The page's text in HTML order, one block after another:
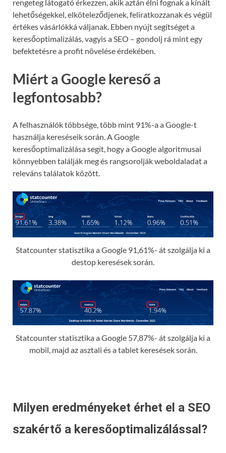
rengeteg látogató érkezzen, akik aztán élni fognak a kínált
lehetőségekkel, elköteleződjenek, feliratkozzanak és végül
értékes vásárlókká váljanak. Ebben nyújt segítséget a
keresőoptimalizálás, vagyis a SEO – gondolj rá mint egy
befektetésre a profit növelése érdekében.
Miért a Google kereső a
legfontosabb?
A felhasználók többsége, több mint 91%-a a Google-t
használja kereséseik során. A Google
keresőoptimalizálása segít, hogy a Google algoritmusai
könnyebben találják meg és rangsorolják weboldaladat a
releváns találatok között.
Statcounter statisztika a Google 91,61%- át szolgálja ki a
destop keresések során.
Statcounter statisztika a Google 57,87%- át szolgálja ki a
mobil, majd az asztali és a tablet keresések során.
Milyen eredményeket érhet el a SEO
szakértő a keresőoptimalizálással?